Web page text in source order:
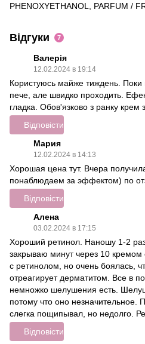
PHENOXYETHANOL, PARFUM /
Відгуки 7
Валерія
12.02.2024 в 19:14
Користуюсь майже тиждень.
пече, але швидко проходить.
гладка. Обов'язково з ранку крем
Відповісти
Мария
12.02.2024 в 14:13
Хорошая цена тут. Вчера
понаблюдаем за эффектом) по
Відповісти
Алена
03.02.2024 в 17:15
Хороший ретинол. Наношу 1-2
закрываю минут через 10
с ретинолом, но очень боялась,
отреагирует дерматитом. Все в
немножко шелушения есть.
потому что оно незначительное.
слегка пощипывал, но недолго.
Відповісти